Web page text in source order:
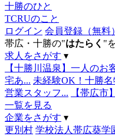
十勝のひと
TCRUのこと
ログイン 会員登録（無料）
帯広・十勝の"はたらく "
求人をさがす ▾
【十勝川温泉】一人のお
宅あ... 未経験OK！十勝
営業スタッフ...
【帯広市
一覧を見る
企業をさがす ▾
更別村 学校法人帯広葵学